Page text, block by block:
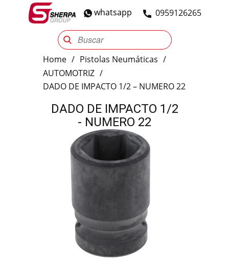
​0959126265
whatsapp
Sherpa Group Reencauche Automotriz
Home / Pistolas Neumáticas /
AUTOMOTRIZ /
DADO DE IMPACTO 1/2 – NUMERO 22
DADO DE IMPACTO 1/2
- NUMERO 22